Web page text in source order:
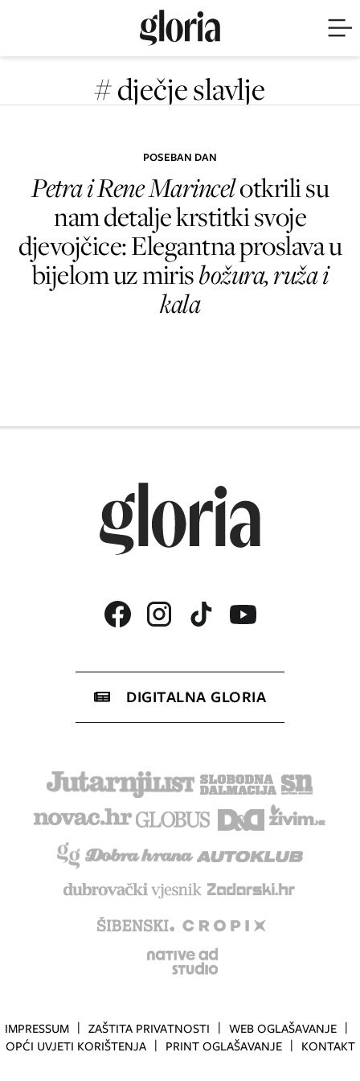
# dječje slavlje
POSEBAN DAN
Petra i Rene Marincelotkrili su
nam detalje krstitki svoje
djevojčice: Elegantna proslava u
bijelom uz mirisbožura, ruža i
kala
DIGITALNA GLORIA
IMPRESSUM ZAŠTITA PRIVATNOSTI
WEB OGLAŠAVANJE
OPĆI UVJETI KORIŠTENJA
PRINT OGLAŠAVANJE KONTAKT